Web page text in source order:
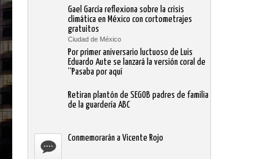
Gael García reflexiona sobre la crisis
climática en México con cortometrajes
gratuitos
Ciudad de México
Por primer aniversario luctuoso de Luis
Eduardo Aute se lanzará la versión coral de
“Pasaba por aquí
Retiran plantón de SEGOB padres de familia
de la guardería ABC
Conmemorarán a Vicente Rojo